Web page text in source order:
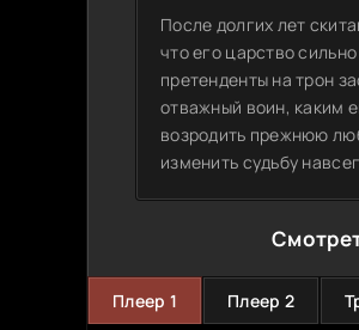
После долгих лет
что его царство
претенденты на трон
отважный воин, каким
возродить прежнюю
изменить судьбу
Плеер 1 Плеер 2